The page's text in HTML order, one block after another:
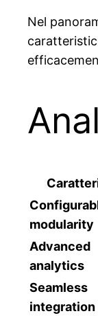
Nel
modularity
Advanced
analytics
Seamless
integration